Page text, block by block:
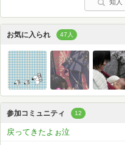
知人
お気に入られ 47人
参加コミュニティ 12
戻ってきたよぉ泣